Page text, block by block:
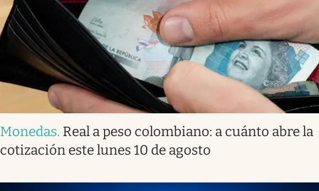
Monedas. Real a peso colombiano: a cuánto abre la
cotización este lunes 10 de agosto